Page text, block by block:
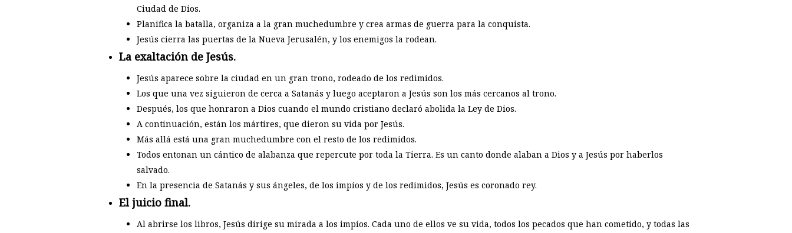
Ciudad de Dios.
Planifica la batalla, organiza a la gran muchedumbre y crea armas de guerra para la conquista.
Jesús cierra las puertas de la Nueva Jerusalén, y los enemigos la rodean.
La exaltación de Jesús.
Jesús aparece sobre la ciudad en un gran trono, rodeado de los redimidos.
Los que una vez siguieron de cerca a Satanás y luego aceptaron a Jesús son los más cercanos al trono.
Después, los que honraron a Dios cuando el mundo cristiano declaró abolida la Ley de Dios.
A continuación, están los mártires, que dieron su vida por Jesús.
Más allá está una gran muchedumbre con el resto de los redimidos.
Todos entonan un cántico de alabanza que repercute por toda la Tierra. Es un canto donde alaban a Dios y a Jesús por haberlos
salvado.
En la presencia de Satanás y sus ángeles, de los impíos y de los redimidos, Jesús es coronado rey.
El juicio final.
Al abrirse los libros, Jesús dirige su mirada a los impíos. Cada uno de ellos ve su vida, todos los pecados que han cometido, y todas las